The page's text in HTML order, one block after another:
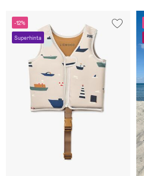
-12%
Superhinta